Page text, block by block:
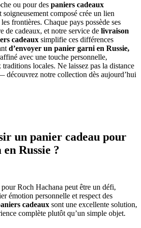
ou pour des paniers cadeaux
soigneusement composé crée un lien
frontières. Chaque pays possède ses
de cadeaux, et notre service de livraison
cadeaux simplifie ces différences
d’envoyer un panier garni en Russie,
avec une touche personnelle,
locales. Ne laissez pas la distance
découvrez notre collection dès aujourd’hui
un panier cadeau pour
Russie ?
Roch Hachana peut être un défi,
émotion personnelle et respect des
cadeaux sont une excellente solution,
complète plutôt qu’un simple objet.